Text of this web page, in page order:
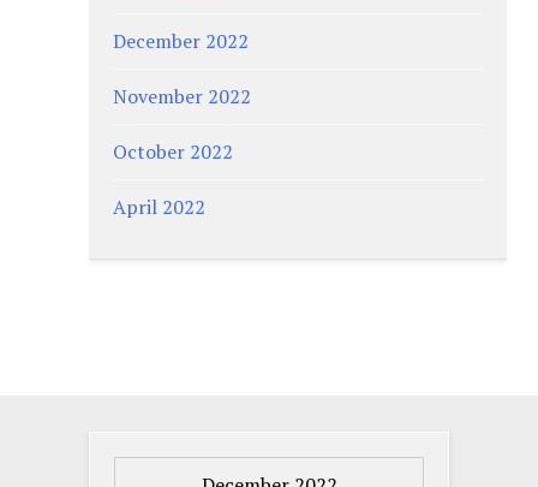
December 2022
November 2022
October 2022
April 2022